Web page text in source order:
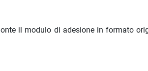
il modulo di adesione in formato